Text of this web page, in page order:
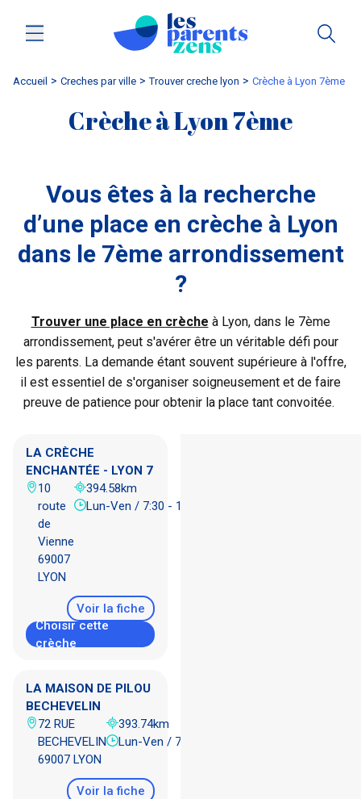
Accueil creches par ville trouver creche lyon Crèche à Lyon 7ème
Crèche à Lyon 7ème
Vous êtes à la recherche
d’une place en crèche à Lyon
dans le 7ème arrondissement
?
Trouver une place en crèche à Lyon, dans le 7ème
arrondissement, peut s'avérer être un véritable défi pour
les parents. La demande étant souvent supérieure à l'offre,
il est essentiel de s'organiser soigneusement et de faire
preuve de patience pour obtenir la place tant convoitée.
LA CRÈCHE
ENCHANTÉE - LYON 7
10
route
de
Vienne
69007
LYON
394.58km
Lun-Ven / 7:30 - 19:30
Voir la fiche
Choisir cette
crèche
LA MAISON DE PILOU
BECHEVELIN
72 RUE
BECHEVELIN
69007 LYON
393.74km
Lun-Ven / 7:30 - 18:30
Voir la fiche